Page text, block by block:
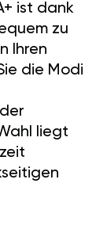
ist dank
zu
Ihren
die Modi
liegt